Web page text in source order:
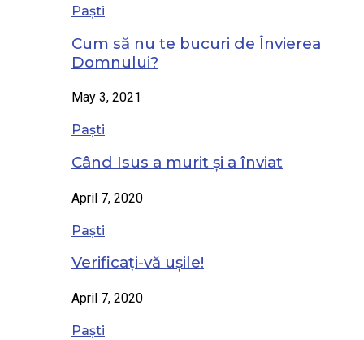
Paști
Cum să nu te bucuri de Învierea
Domnului?
May 3, 2021
Paști
Când Isus a murit și a înviat
April 7, 2020
Paști
Verificați-vă ușile!
April 7, 2020
Paști